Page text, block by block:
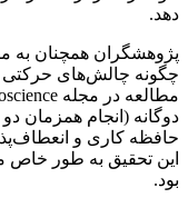
دهد.
پژوهشگران همچنان به
چگونه چالش‌های حرکتی
دوگانه (انجام همزمان دو
حافظه کاری و
این تحقیق به طور خاص
بود.